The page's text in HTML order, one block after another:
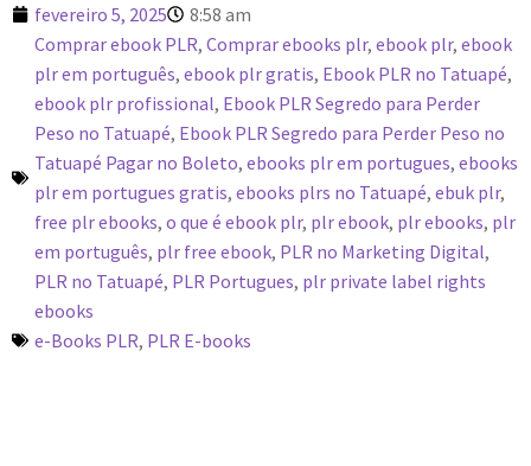
fevereiro 5, 2025
8:58 am
Comprar ebook PLR, Comprar ebooks plr, ebook plr, ebook
plr em português, ebook plr gratis, Ebook PLR no Tatuapé,
ebook plr profissional, Ebook PLR Segredo para Perder
Peso no Tatuapé, Ebook PLR Segredo para Perder Peso no
Tatuapé Pagar no Boleto, ebooks plr em portugues, ebooks
plr em portugues gratis, ebooks plrs no Tatuapé, ebuk plr,
free plr ebooks, o que é ebook plr, plr ebook, plr ebooks, plr
em português, plr free ebook, PLR no Marketing Digital,
PLR no Tatuapé, PLR Portugues, plr private label rights
ebooks
e-Books PLR, PLR E-books